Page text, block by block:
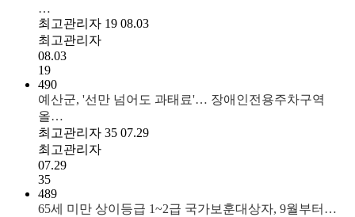
…
최고관리자 19 08.03
최고관리자
08.03
19
490
예산군, '선만 넘어도 과태료'… 장애인전용주차구역
올…
최고관리자 35 07.29
최고관리자
07.29
35
489
65세 미만 상이등급 1~2급 국가보훈대상자, 9월부터…